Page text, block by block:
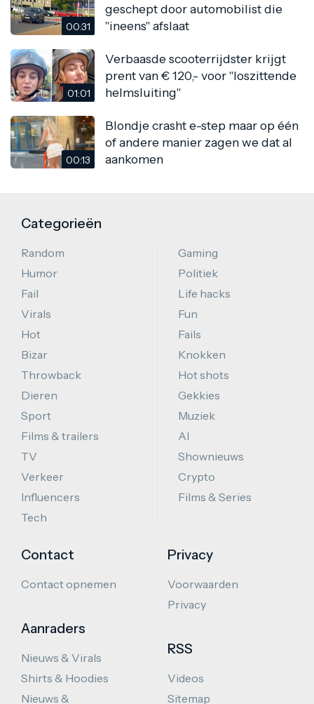
00:31
geschept door automobilist die
"ineens" afslaat
01:01
Verbaasde scooterrijdster krijgt
prent van € 120,- voor "loszittende
helmsluiting"
00:13
Blondje crasht e-step maar op één
of andere manier zagen we dat al
aankomen
Categorieën
Random
Humor
Fail
Virals
Hot
Bizar
Throwback
Dieren
Sport
Films & trailers
TV
Verkeer
Influencers
Tech
Gaming
Politiek
Life hacks
Fun
Fails
Knokken
Hot shots
Gekkies
Muziek
AI
Shownieuws
Crypto
Films & Series
Contact
Contact opnemen
Aanraders
Nieuws & Virals
Shirts & Hoodies
Nieuws &
Privacy
Voorwaarden
Privacy
RSS
Videos
Sitemap